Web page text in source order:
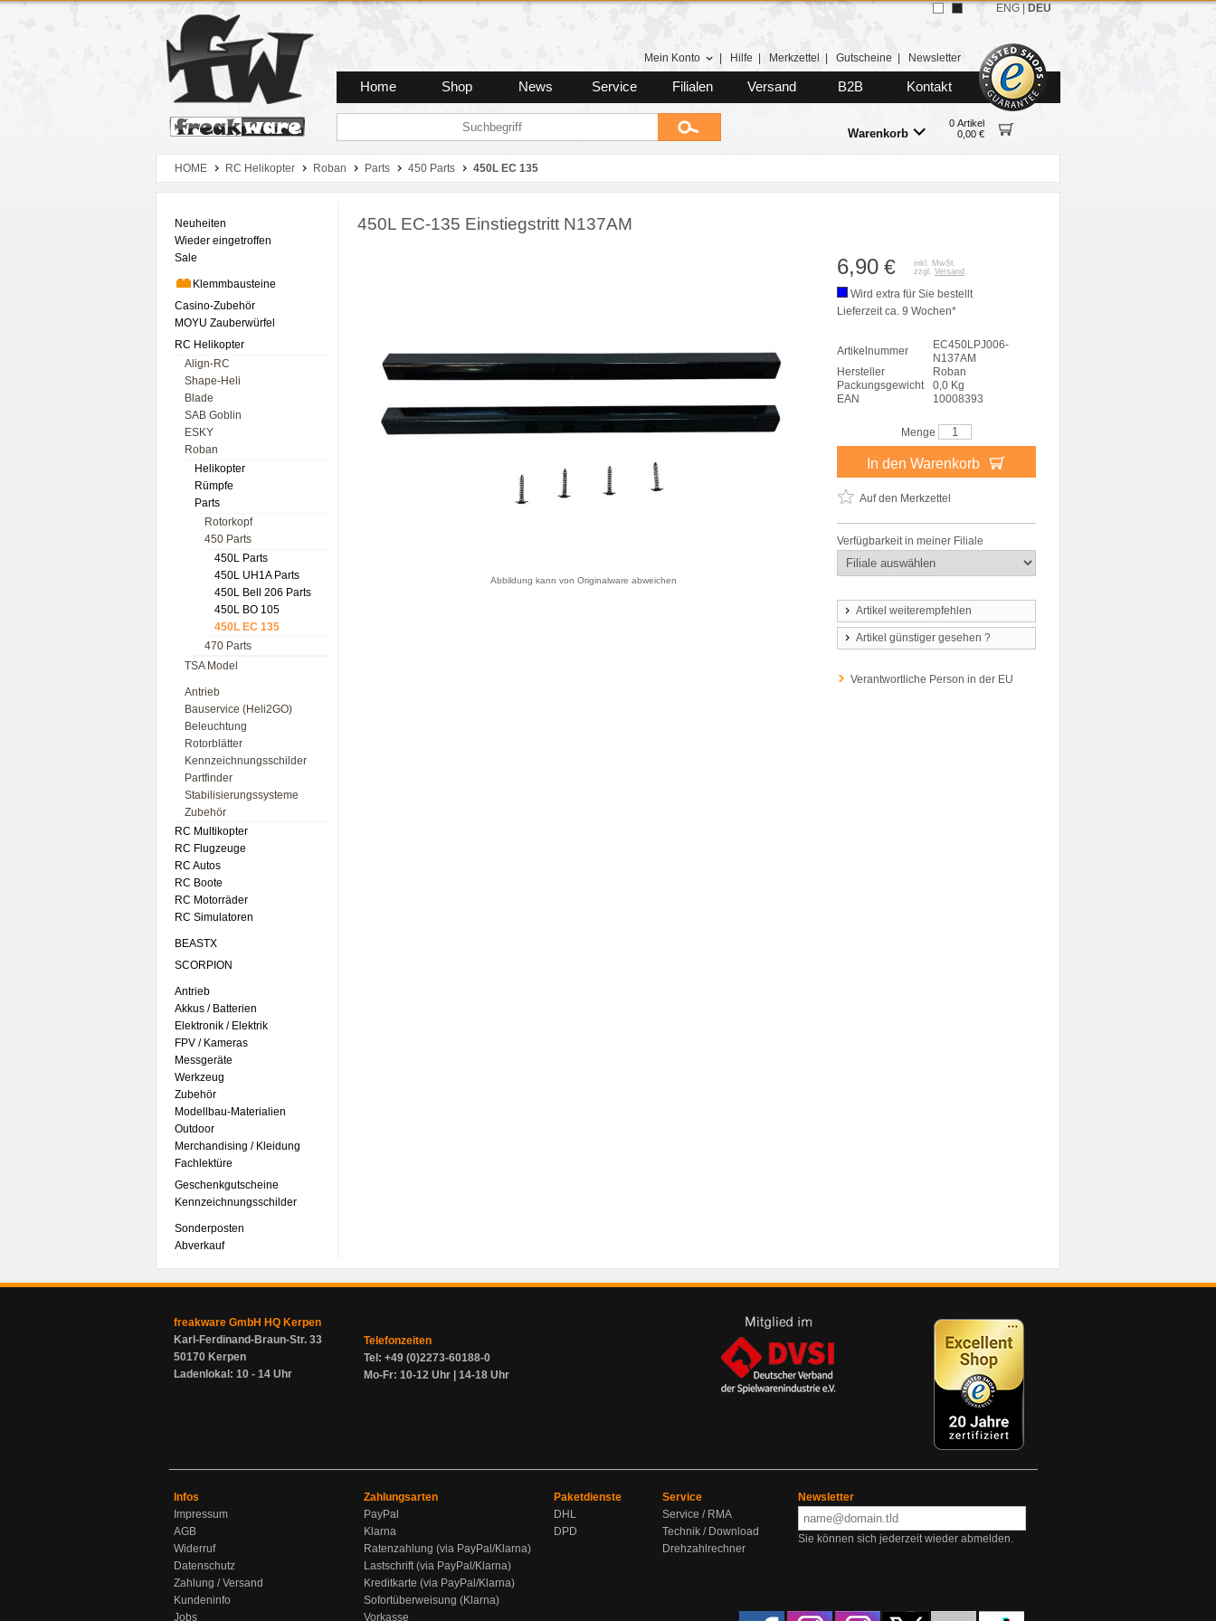
Zum Hauptmenue
Zum Seiteninhalt
Zum Warenkob
Mein Konto Hilfe Merkzettel Gutscheine Newsletter
Home Shop News Service Filialen Versand B2B Kontakt
Warenkorb
0 Artikel
0,00 €
ENG DEU
HOME RC Helikopter Roban Parts 450 Parts 450L EC 135
Neuheiten
Wieder eingetroffen
Sale
Klemmbausteine
Casino-Zubehör
MOYU Zauberwürfel
RC Helikopter
Align-RC
Shape-Heli
Blade
SAB Goblin
ESKY
Roban
Helikopter
Rümpfe
Parts
Rotorkopf
450 Parts
450L Parts
450L UH1A Parts
450L Bell 206 Parts
450L BO 105
450L EC 135
470 Parts
TSA Model
Antrieb
Bauservice (Heli2GO)
Beleuchtung
Rotorblätter
Kennzeichnungsschilder
Partfinder
Stabilisierungssysteme
Zubehör
RC Multikopter
RC Flugzeuge
RC Autos
RC Boote
RC Motorräder
RC Simulatoren
BEASTX
SCORPION
Antrieb
Akkus / Batterien
Elektronik / Elektrik
FPV / Kameras
Messgeräte
Werkzeug
Zubehör
Modellbau-Materialien
Outdoor
Merchandising / Kleidung
Fachlektüre
Geschenkgutscheine
Kennzeichnungsschilder
Sonderposten
Abverkauf
450L EC-135 Einstiegstritt N137AM
Abbildung kann von Originalware abweichen
6,90 €
inkl. MwSt.
zzgl. Versand
Wird extra für Sie bestellt
Lieferzeit ca. 9 Wochen*
Artikelnummer
EC450LPJ006-
N137AM
Hersteller
Roban
Packungsgewicht
0,0 Kg
EAN
10008393
Menge
In den Warenkorb
Auf den Merkzettel
Verfügbarkeit in meiner Filiale
Artikel weiterempfehlen
Artikel günstiger gesehen ?
Verantwortliche Person in der EU
freakware GmbH HQ Kerpen
Karl-Ferdinand-Braun-Str. 33
50170 Kerpen
Ladenlokal: 10 - 14 Uhr
Telefonzeiten
Tel: +49 (0)2273-60188-0
Mo-Fr: 10-12 Uhr | 14-18 Uhr
Infos
Impressum
AGB
Widerruf
Datenschutz
Zahlung / Versand
Kundeninfo
Jobs
Zahlungsarten
PayPal
Klarna
Ratenzahlung (via PayPal/Klarna)
Lastschrift (via PayPal/Klarna)
Kreditkarte (via PayPal/Klarna)
Sofortüberweisung (Klarna)
Vorkasse
Paketdienste
DHL
DPD
Service
Service / RMA
Technik / Download
Drehzahlrechner
Newsletter
Sie können sich jederzeit wieder abmelden.